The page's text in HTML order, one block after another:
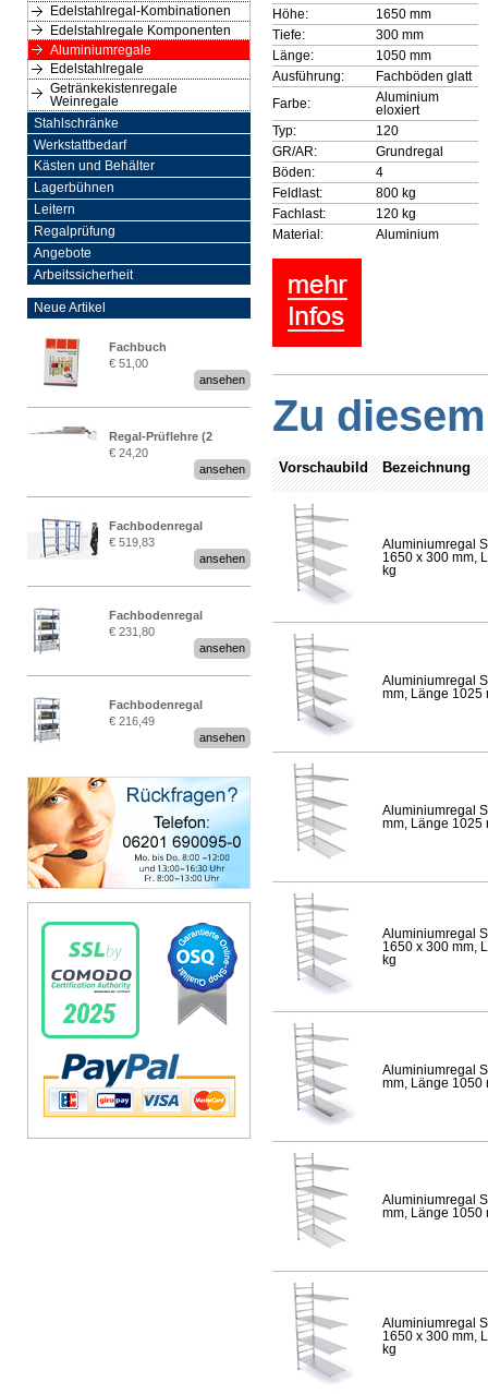
Edelstahlregal-Kombinationen
Edelstahlregale Komponenten
Aluminiumregale
Edelstahlregale
Getränkekistenregale
Weinregale
Stahlschränke
Werkstattbedarf
Kästen und Behälter
Lagerbühnen
Leitern
Regalprüfung
Angebote
Arbeitssicherheit
Neue Artikel
Fachbuch
„Regalprüfung nach DIN
€ 51,00
ansehen
Regal-Prüflehre (2
Stück)
€ 24,20
ansehen
Fachbodenregal
Stecksystem MultiPlus
2,25 Meter breit
€ 519,83
ansehen
Fachbodenregal
Stecksystem MultiPlus
€ 231,80
ansehen
Fachbodenregal
Stecksystem MultiPlus
€ 216,49
ansehen
Höhe:
1650 mm
Tiefe:
300 mm
Länge:
1050 mm
Ausführung:
Fachböden glatt
Farbe:
Aluminium
eloxiert
Typ:
120
GR/AR:
Grundregal
Böden:
4
Feldlast:
800 kg
Fachlast:
120 kg
Material:
Aluminium
Zu
Vorschaubild Bezeichnung
Aluminiumregal
1650 x 300 mm,
kg
Aluminiumregal
mm, Länge 1025
Aluminiumregal
mm, Länge 1025
Aluminiumregal
1650 x 300 mm,
kg
Aluminiumregal
mm, Länge 1050
Aluminiumregal
mm, Länge 1050
Aluminiumregal
1650 x 300 mm,
kg